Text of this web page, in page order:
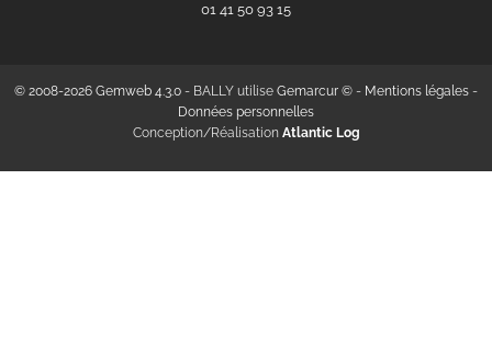
‭01 41 50 93 15‬
© 2008-2026 Gemweb 4.3.0 - BALLY utilise Gemarcur © - Mentions légales -
Données personnelles
Conception/Réalisation Atlantic Log